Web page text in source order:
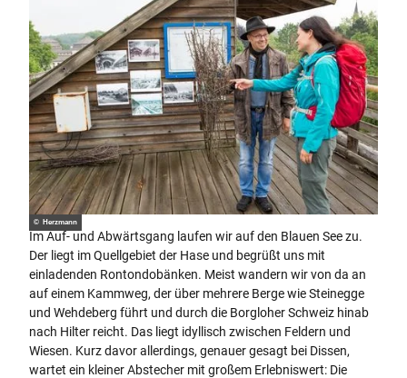
© Herzmann
Im Auf- und Abwärtsgang laufen wir auf den Blauen See zu.
Der liegt im Quellgebiet der Hase und begrüßt uns mit
einladenden Rontondobänken. Meist wandern wir von da an
auf einem Kammweg, der über mehrere Berge wie Steinegge
und Wehdeberg führt und durch die Borgloher Schweiz hinab
nach Hilter reicht. Das liegt idyllisch zwischen Feldern und
Wiesen. Kurz davor allerdings, genauer gesagt bei Dissen,
wartet ein kleiner Abstecher mit großem Erlebniswert: Die